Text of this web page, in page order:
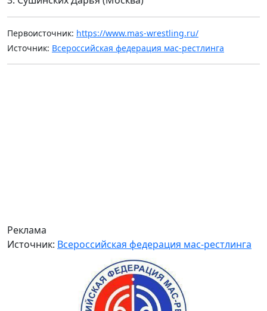
Первоисточник: https://www.mas-wrestling.ru/
Источник: Всероссийская федерация мас-рестлинга
Реклама
Источник: Всероссийская федерация мас-рестлинга